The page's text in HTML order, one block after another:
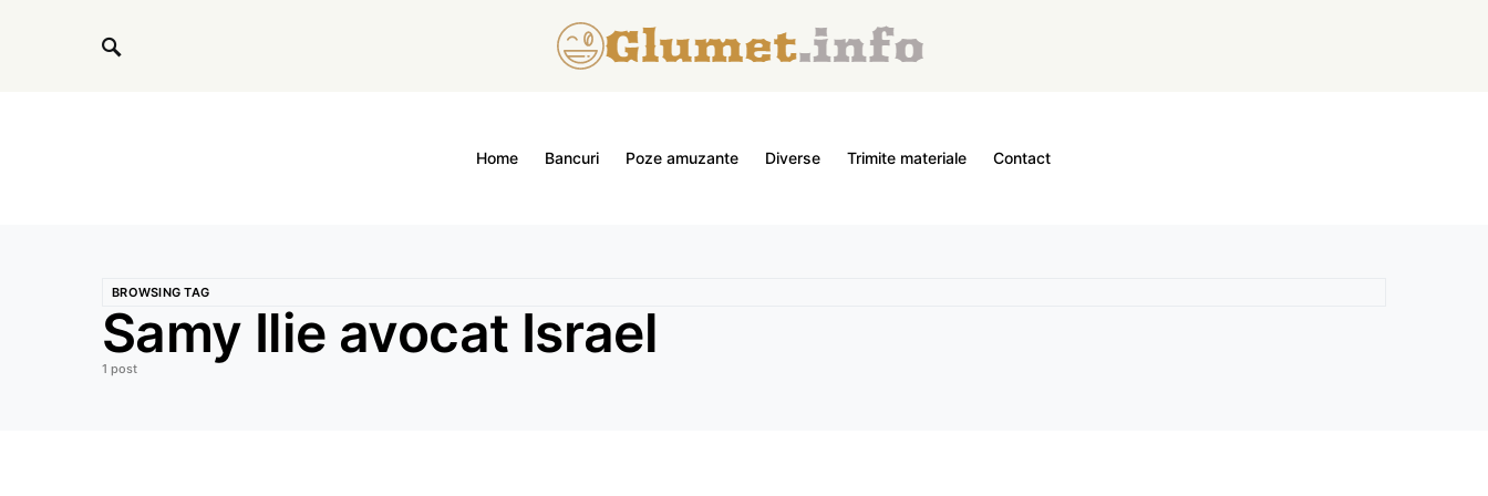
Home Bancuri Poze amuzante Diverse Trimite materiale Contact
BROWSING TAG
Samy Ilie avocat Israel
1 post